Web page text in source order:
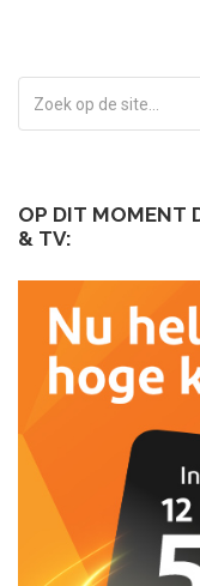
OP DIT MOMENT
& TV: